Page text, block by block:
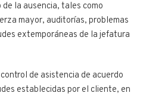
la ausencia, tales como
mayor, auditorías, problemas
extemporáneas de la jefatura
de asistencia de acuerdo
establecidas por el cliente, en